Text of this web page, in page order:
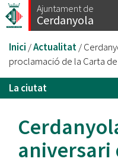
Vés
al
Ajuntament de
Cerdanyola
Esteu
aquí
Inici /Actualitat/
proclamació de la Carta
La ciutat
aniversari